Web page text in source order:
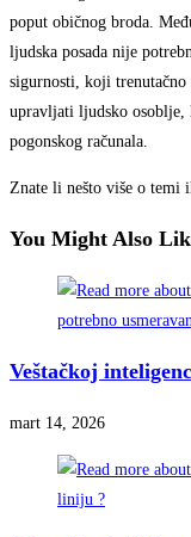
poput običnog broda.
ljudska posada nije
sigurnosti, koji
upravljati ljudsko osoblje,
pogonskog računala.
Znate li nešto više o temi
You Might Also
Veštačkoj
mart 14, 2026